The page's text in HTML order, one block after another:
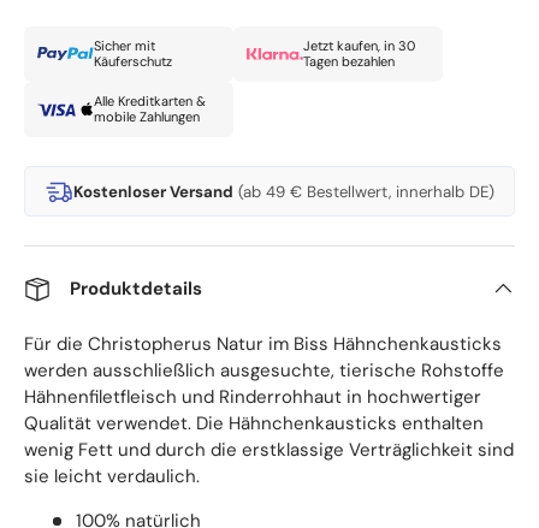
Sicher mit
Käuferschutz
Jetzt kaufen, in 30
Tagen bezahlen
Alle Kreditkarten &
mobile Zahlungen
Kostenloser Versand (ab 49 € Bestellwert, innerhalb DE)
Produktdetails
Für die Christopherus Natur im Biss Hähnchenkausticks
werden ausschließlich ausgesuchte, tierische Rohstoffe
Hähnenfiletfleisch und Rinderrohhaut in hochwertiger
Qualität verwendet. Die Hähnchenkausticks enthalten
wenig Fett und durch die erstklassige Verträglichkeit sind
sie leicht verdaulich.
100% natürlich